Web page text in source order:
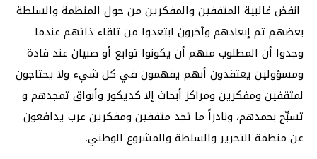
انفض غالبية المثقفين والمفكرين من حول المنظمة والسلطة
بعضهم تم إبعادهم وآخرون ابتعدوا من تلقاء ذاتهم عندما
وجدوا أن المطلوب منهم أن يكونوا توابع أو صبيان عند قادة
ومسؤولين يعتقدون أنهم يفهمون في كل شيء ولا يحتاجون
لمثقفين ومفكرين ومراكز أبحاث إلا كديكور وأبواق تمجدهم و
تسبِّح بحمدهم، ونادراً ما تجد مثقفين ومفكرين عرب يدافعون
عن منظمة التحرير والسلطة والمشروع الوطني.